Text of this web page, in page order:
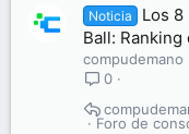
Noticia
Los
Ball:
compudemano
0
Foro de